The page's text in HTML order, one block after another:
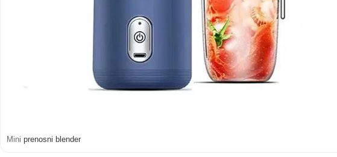
Mini prenosni blender